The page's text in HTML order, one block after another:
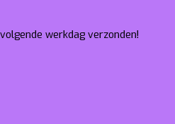
werkdag verzonden!